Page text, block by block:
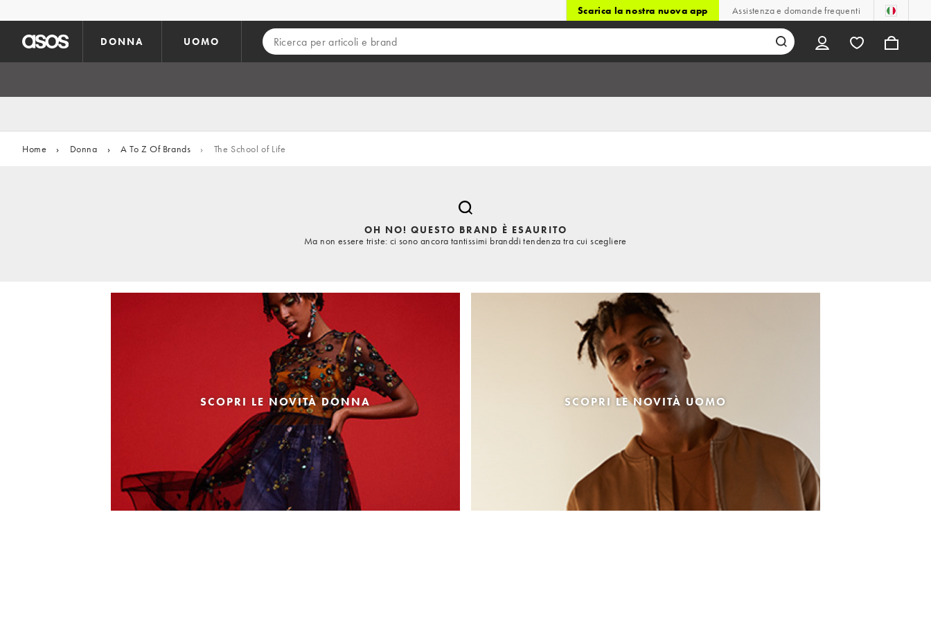
Scarica la nostra nuova app Assistenza e domande frequenti
DONNA UOMO
Home › Donna › A To Z Of Brands › The School of Life
OH NO! QUESTO BRAND È ESAURITO
Ma non essere triste: ci sono ancora tantissimi branddi tendenza tra cui scegliere
SCOPRI LE NOVITÀ DONNA SCOPRI LE NOVITÀ UOMO